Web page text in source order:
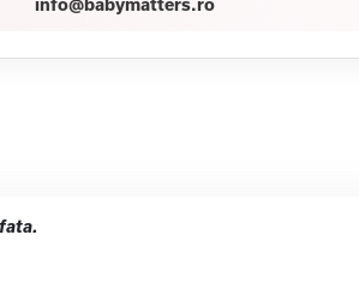
info@babymatters.ro